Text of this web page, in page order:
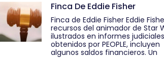
Finca De Eddie Fisher
Finca de Eddie Fisher Eddie
recursos del animador de Star
ilustrados en informes judiciales
obtenidos por PEOPLE, incluyen
algunos saldos financieros. Un